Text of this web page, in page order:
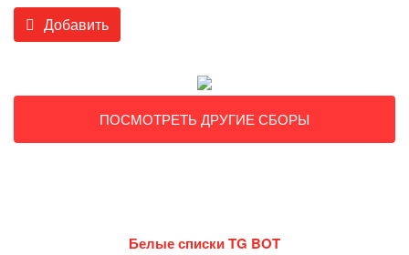
Добавить
ПОСМОТРЕТЬ ДРУГИЕ СБОРЫ
Белые списки TG BOT